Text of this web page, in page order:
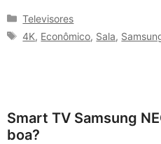
Categorias
Televisores
Tags
4K, Econômico, Sala,
Smart TV Samsung
boa?